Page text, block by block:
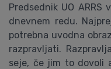
Predsednik UO ARRS
dnevnem redu.
potrebna uvodna
razpravljati.
seje, če jim to dovoli